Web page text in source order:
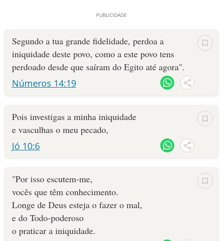
Segundo a tua grande fidelidade, perdoa a
iniquidade deste povo, como a este povo tens
perdoado desde que saíram do Egito até agora".
Números 14:19
Pois investigas a minha iniquidade
e vasculhas o meu pecado,
Jó 10:6
"Por isso escutem-me,
vocês que têm conhecimento.
Longe de Deus esteja o fazer o mal,
e do Todo-poderoso
o praticar a iniquidade.